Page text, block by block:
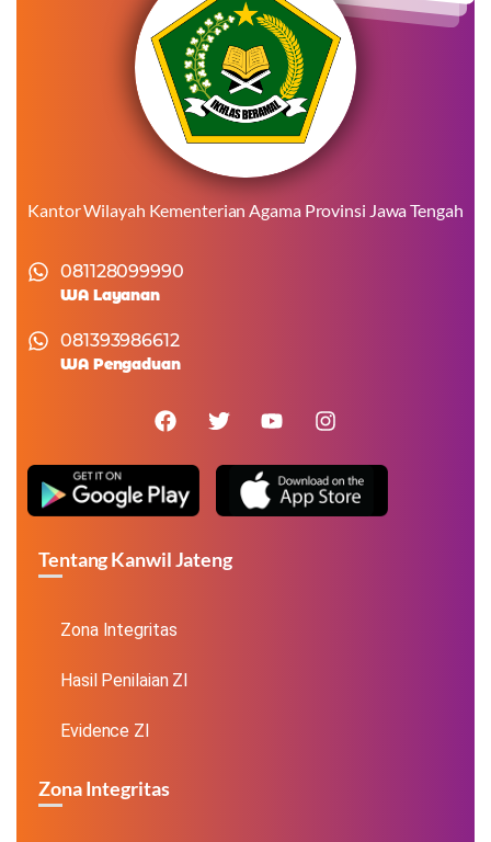
Kantor Wilayah Kementerian Agama Provinsi Jawa Tengah
081128099990
WA Layanan
081393986612
WA Pengaduan
Tentang Kanwil Jateng
Zona Integritas
Hasil Penilaian ZI
Evidence ZI
Zona Integritas